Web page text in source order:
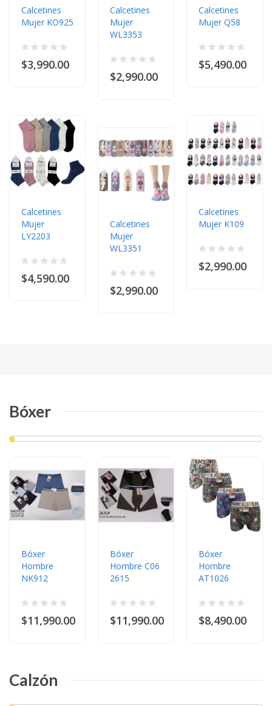
Calcetines
Mujer KO925
$3,990.00
Calcetines
Mujer
LY2203
$4,590.00
Calcetines
Mujer
WL3353
$2,990.00
Calcetines
Mujer
WL3351
$2,990.00
Calcetines
Mujer Q58
$5,490.00
Calcetines
Mujer K109
$2,990.00
Bóxer
Bóxer
Hombre
NK912
$11,990.00
Bóxer
Hombre C06
2615
$11,990.00
Bóxer
Hombre
AT1026
$8,490.00
Calzón